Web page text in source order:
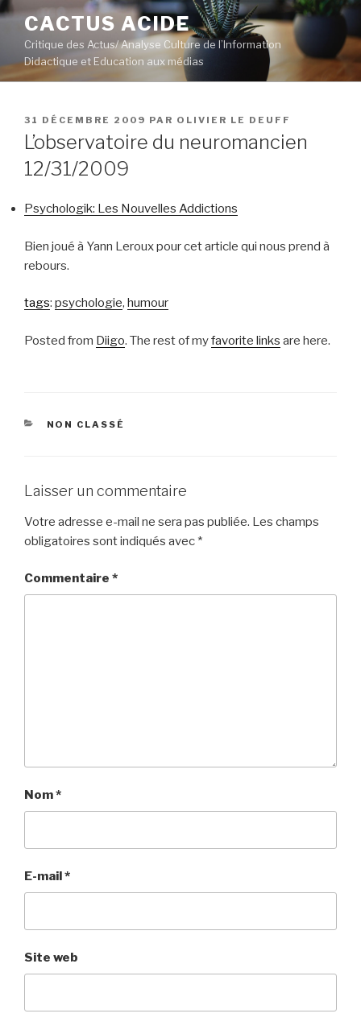
Aller
contenu
principal
CACTUS ACIDE
Critique des Actus/ Analyse Culture de l’Information
Didactique et Education aux médias
PUBLIÉ
LE
31 DÉCEMBRE 2009 PAR OLIVIER LE DEUFF
L’observatoire du neuromancien
12/31/2009
Psychologik: Les Nouvelles Addictions
Bien joué à Yann Leroux pour cet article qui nous prend à
rebours.
tags: psychologie, humour
Posted from Diigo. The rest of myfavorite links are here.
CATÉGORIES
NON CLASSÉ
Laisser un commentaire
Votre adresse e-mail ne sera pas publiée. Les champs
obligatoires sont indiqués avec *
Commentaire *
Nom*
E-mail*
Site web